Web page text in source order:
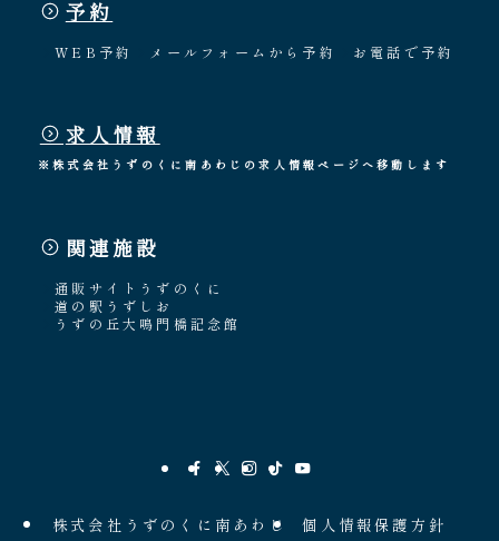
予約
WEB予約 メールフォームから予約 お電話で予約
求人情報
※株式会社うずのくに南あわじの求人情報ページへ移動します
関連施設
通販サイトうずのくに
道の駅うずしお
うずの丘大鳴門橋記念館
株式会社うずのくに南あわじ 個人情報保護方針